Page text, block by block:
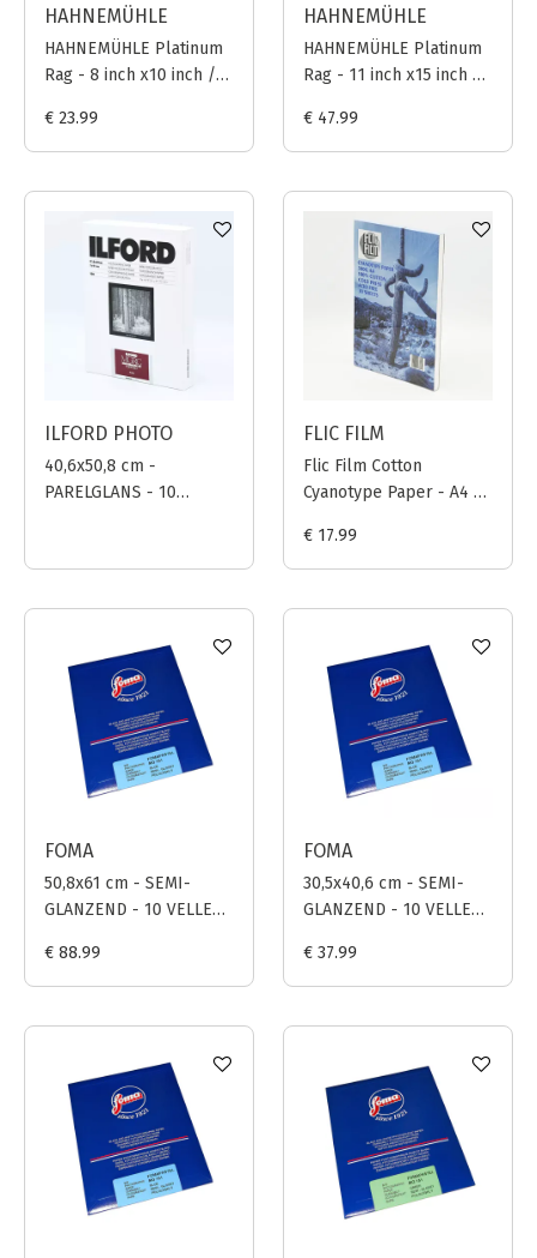
HAHNEMÜHLE
HAHNEMÜHLE Platinum
Rag - 8 inch x10 inch /
€ 23.99
HAHNEMÜHLE
HAHNEMÜHLE Platinum
Rag - 11 inch x15 inch /
€ 47.99
ILFORD PHOTO
40,6x50,8 cm -
PARELGLANS - 10
FLIC FILM
Flic Film Cotton
Cyanotype Paper - A4 -
€ 17.99
FOMA
50,8x61 cm - SEMI-
GLANZEND - 10 VELLEN
(BLAUW)
€ 88.99
FOMA
30,5x40,6 cm - SEMI-
GLANZEND - 10 VELLEN
(BLAUW)
€ 37.99